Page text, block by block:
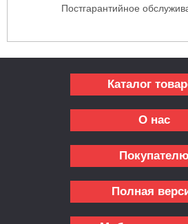
Постгарантийное
Каталог
О нас
Покупателю
Полная